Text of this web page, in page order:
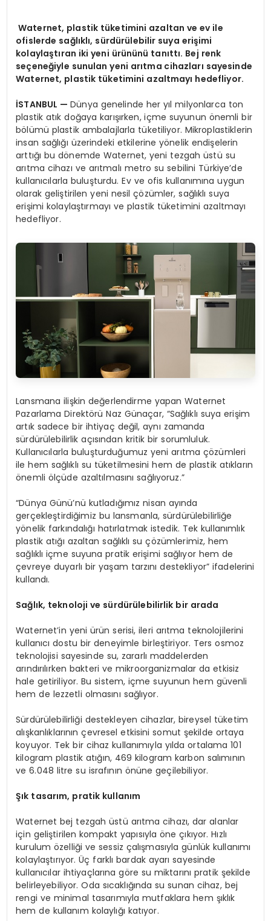
Waternet, plastik tüketimini azaltan ve ev ile
ofislerde sağlıklı, sürdürülebilir suya erişimi
kolaylaştıran iki yeni ürününü tanıttı. Bej renk
seçeneğiyle sunulan yeni arıtma cihazları sayesinde
Waternet, plastik tüketimini azaltmayı hedefliyor.
İSTANBUL —Dünya genelinde her yıl milyonlarca ton
plastik atık doğaya karışırken, içme suyunun önemli bir
bölümü plastik ambalajlarla tüketiliyor. Mikroplastiklerin
insan sağlığı üzerindeki etkilerine yönelik endişelerin
arttığı bu dönemde Waternet, yeni tezgah üstü su
arıtma cihazı ve arıtmalı metro su sebilini Türkiye’de
kullanıcılarla buluşturdu. Ev ve ofis kullanımına uygun
olarak geliştirilen yeni nesil çözümler, sağlıklı suya
erişimi kolaylaştırmayı ve plastik tüketimini azaltmayı
hedefliyor.
Lansmana ilişkin değerlendirme yapan Waternet
Pazarlama Direktörü Naz Günaçar, “Sağlıklı suya erişim
artık sadece bir ihtiyaç değil, aynı zamanda
sürdürülebilirlik açısından kritik bir sorumluluk.
Kullanıcılarla buluşturduğumuz yeni arıtma çözümleri
ile hem sağlıklı su tüketilmesini hem de plastik atıkların
önemli ölçüde azaltılmasını sağlıyoruz.”
“Dünya Günü’nü kutladığımız nisan ayında
gerçekleştirdiğimiz bu lansmanla, sürdürülebilirliğe
yönelik farkındalığı hatırlatmak istedik. Tek kullanımlık
plastik atığı azaltan sağlıklı su çözümlerimiz, hem
sağlıklı içme suyuna pratik erişimi sağlıyor hem de
çevreye duyarlı bir yaşam tarzını destekliyor” ifadelerini
kullandı.
Sağlık, teknoloji ve sürdürülebilirlik bir arada
Waternet’in yeni ürün serisi, ileri arıtma teknolojilerini
kullanıcı dostu bir deneyimle birleştiriyor. Ters osmoz
teknolojisi sayesinde su, zararlı maddelerden
arındırılırken bakteri ve mikroorganizmalar da etkisiz
hale getiriliyor. Bu sistem, içme suyunun hem güvenli
hem de lezzetli olmasını sağlıyor.
Sürdürülebilirliği destekleyen cihazlar, bireysel tüketim
alışkanlıklarının çevresel etkisini somut şekilde ortaya
koyuyor. Tek bir cihaz kullanımıyla yılda ortalama 101
kilogram plastik atığın, 469 kilogram karbon salımının
ve 6.048 litre su israfının önüne geçilebiliyor.
Şık tasarım, pratik kullanım
Waternet bej tezgah üstü arıtma cihazı, dar alanlar
için geliştirilen kompakt yapısıyla öne çıkıyor. Hızlı
kurulum özelliği ve sessiz çalışmasıyla günlük kullanımı
kolaylaştırıyor. Üç farklı bardak ayarı sayesinde
kullanıcılar ihtiyaçlarına göre su miktarını pratik şekilde
belirleyebiliyor. Oda sıcaklığında su sunan cihaz, bej
rengi ve minimal tasarımıyla mutfaklara hem şıklık
hem de kullanım kolaylığı katıyor.